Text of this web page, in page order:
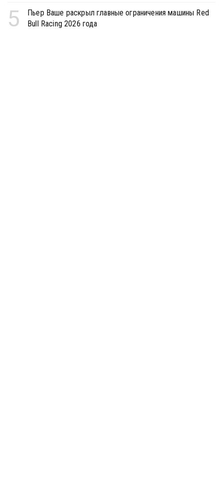
5
Пьер Ваше раскрыл главные ограничения машины Red
Bull Racing 2026 года